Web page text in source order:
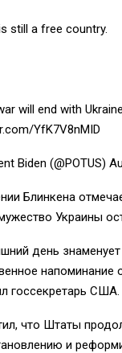
still a free country.
will end with
YfK7V8nMID
Biden (@POTUS)
Блинкена
Украины
день
напоминание
госсекретарь США.
что Штаты
и